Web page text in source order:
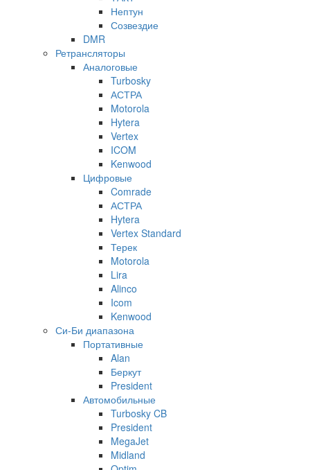
Нептун
Созвездие
DMR
Ретрансляторы
Аналоговые
Turbosky
АСТРА
Motorola
Hytera
Vertex
ICOM
Kenwood
Цифровые
Comrade
АСТРА
Hytera
Vertex Standard
Терек
Motorola
Lira
Alinco
Icom
Kenwood
Си-Би диапазона
Портативные
Alan
Беркут
President
Автомобильные
Turbosky CB
President
MegaJet
Midland